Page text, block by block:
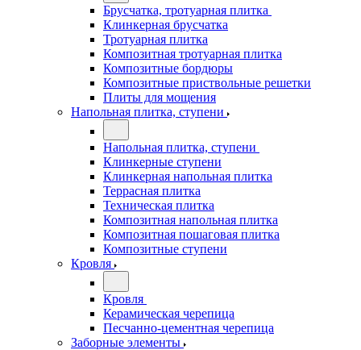
Брусчатка, тротуарная плитка
Клинкерная брусчатка
Тротуарная плитка
Композитная тротуарная плитка
Композитные бордюры
Композитные приствольные решетки
Плиты для мощения
Напольная плитка, ступени
Напольная плитка, ступени
Клинкерные ступени
Клинкерная напольная плитка
Террасная плитка
Техническая плитка
Композитная напольная плитка
Композитная пошаговая плитка
Композитные ступени
Кровля
Кровля
Керамическая черепица
Песчанно-цементная черепица
Заборные элементы